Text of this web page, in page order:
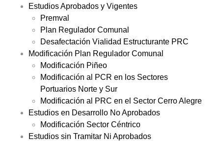
Estudios Aprobados y Vigentes
Premval
Plan Regulador Comunal
Desafectación Vialidad Estructurante PRC
Modificación Plan Regulador Comunal
Modificación Piñeo
Modificación al PCR en los Sectores
Portuarios Norte y Sur
Modificación al PRC en el Sector Cerro Alegre
Estudios en Desarrollo No Aprobados
Modificación Sector Céntrico
Estudios sin Tramitar Ni Aprobados